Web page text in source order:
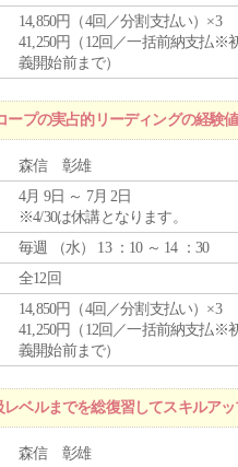
14,850円（4回／分割支払い）×3
41,250円（12回／一括前納支払※
義開始前まで）
プの実占的リーディングの経験
森信 彰雄
4月 9日 ～ 7月 2日
※4/30は休講となります。
毎週 （水） 13 ：10 ～ 14 ：30
全12回
14,850円（4回／分割支払い）×3
41,250円（12回／一括前納支払※
義開始前まで）
ベルまでを総復習してスキルア
森信 彰雄